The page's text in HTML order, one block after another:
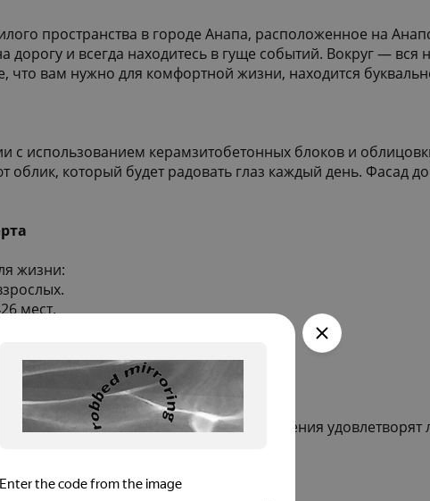
пространства в городе Анапа, расположенное на
и всегда находитесь в гуще событий. Вокруг — вся
вам нужно для комфортной жизни, находится
с использованием керамзитобетонных блоков и
который будет радовать глаз каждый день. Фасад
жизни:
мест.
Просторные и светлые помещения